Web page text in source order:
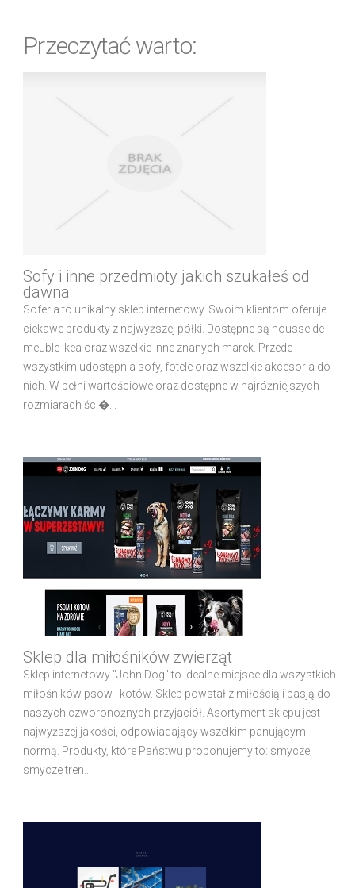
Przeczytać warto:
Sofy i inne przedmioty jakich szukałeś od
dawna
Soferia to unikalny sklep internetowy. Swoim klientom oferuje
ciekawe produkty z najwyższej półki. Dostępne są housse de
meuble ikea oraz wszelkie inne znanych marek. Przede
wszystkim udostępnia sofy, fotele oraz wszelkie akcesoria do
nich. W pełni wartościowe oraz dostępne w najróżniejszych
rozmiarach ści�...
Sklep dla miłośników zwierząt
Sklep internetowy "John Dog" to idealne miejsce dla wszystkich
miłośników psów i kotów. Sklep powstał z miłością i pasją do
naszych czworonożnych przyjaciół. Asortyment sklepu jest
najwyższej jakości, odpowiadający wszelkim panującym
normą. Produkty, które Państwu proponujemy to: smycze,
smycze tren...